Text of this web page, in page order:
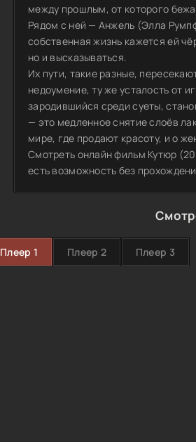
между прошлым, от которого
Рядом с ней — Анжель (Элла
собственная жизнь кажется ей
но и высказываться.
Их пути, такие разные,
недоумение, ту же усталость от
зародившийся среди суеты,
— это медленное снятие слоёв
мире, где продают красоту, и о
Смотреть онлайн фильм Кутюр
есть возможность без
Плеер 1 Плеер 2 Плеер 3